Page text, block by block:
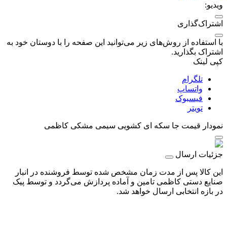
ویدیو:
اشتراک‌گذاری
با استفاده از روش‌های زیر می‌توانید این صفحه را با دوستان خود به
اشتراک بگذارید.
کپی لینک
تلگرام
واتساپ
فیسبوک
تویتر
نمودار قیمت جا سکه ای کشویی سیمی مشکی کاظمی
جزئیات ارسال
این کالا پس از مدت زمان مشخص شده توسط فروشنده در انبار
صنایع دستی کاظمی تامین و آماده پردازش می‌گردد و توسط پیک
در بازه انتخابی ارسال خواهد شد.